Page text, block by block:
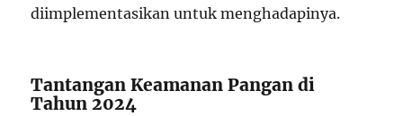
diimplementasikan untuk menghadapinya.
Tantangan Keamanan Pangan di
Tahun 2024